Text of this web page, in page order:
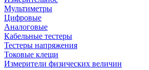
Мультиметры
Цифровые
Аналоговые
Кабельные тестеры
Тестеры напряжения
Токовые клещи
Измерители физических величин